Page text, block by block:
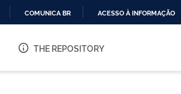
O
COMUNICA BR ACESSO À INFORMAÇÃO
THE REPOSITORY